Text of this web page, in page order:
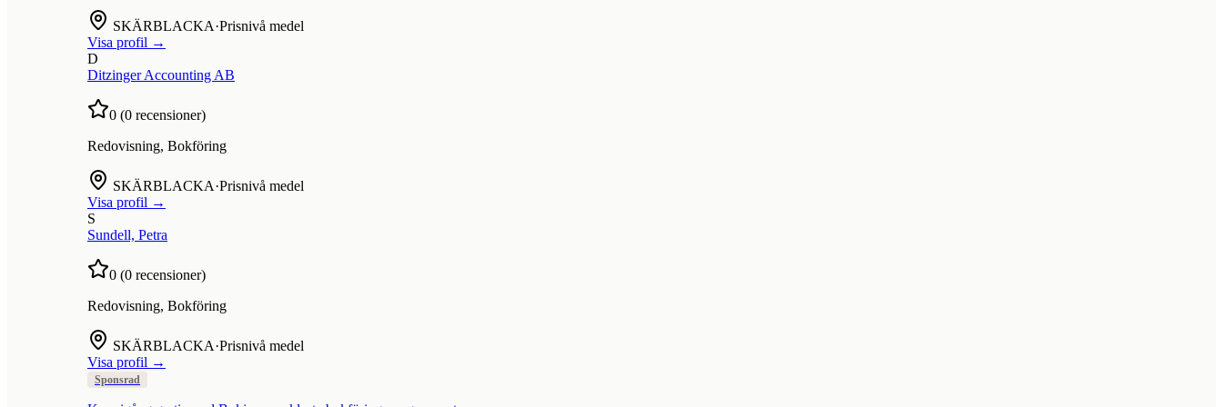
SKÄRBLACKA·Prisnivå medel
Visa profil →
D
Ditzinger Accounting AB
0 (0 recensioner)
Redovisning, Bokföring
SKÄRBLACKA·Prisnivå medel
Visa profil →
S
Sundell, Petra
0 (0 recensioner)
Redovisning, Bokföring
SKÄRBLACKA·Prisnivå medel
Visa profil →
Sponsrad